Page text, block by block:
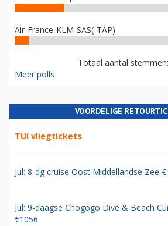
Air-France-KLM-SAS(-TAP)
Totaal aantal
Meer polls
VOORDELIGE
TUI vliegtickets
Jul: 8-dg cruise Oost Middellandse Zee
Jul: 9-daagse Chogogo Dive & Beach
€1056